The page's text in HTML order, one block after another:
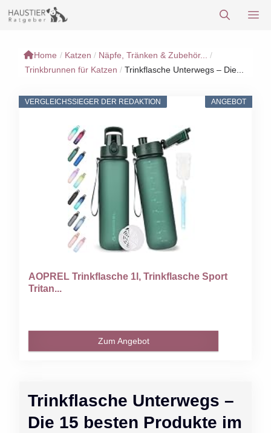
Inhalt
Home / Katzen / Näpfe, Tränken & Zubehör...
/
Trinkbrunnen für Katzen / Trinkflasche Unterwegs – Die...
Trinkflasche Unterwegs –
Die 15 besten Produkte im
ANGEBOT
VERGLEICHSSIEGER DER REDAKTION
AOPREL Trinkflasche 1l, Trinkflasche Sport
Tritan...
Zum Angebot